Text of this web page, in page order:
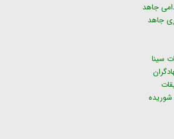
جاهد
جاهد
سینا